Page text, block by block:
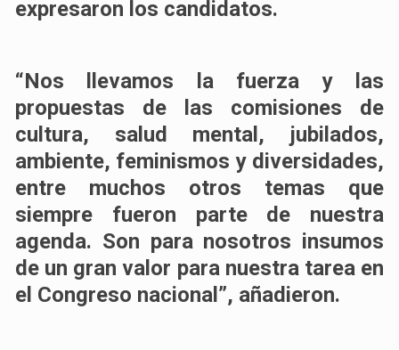
expresaron los candidatos.
“Nos llevamos la fuerza y las
propuestas de las comisiones de
cultura, salud mental, jubilados,
ambiente, feminismos y diversidades,
entre muchos otros temas que
siempre fueron parte de nuestra
agenda. Son para nosotros insumos
de un gran valor para nuestra tarea en
el Congreso nacional”, añadieron.